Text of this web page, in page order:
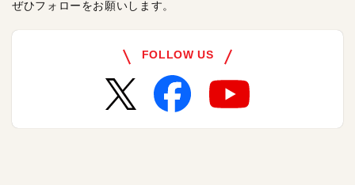
ぜひフォローをお願いします。
FOLLOW US